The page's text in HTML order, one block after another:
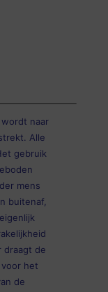
naar
Alle
gebruik
mens
buitenaf,
draagt de
het
de